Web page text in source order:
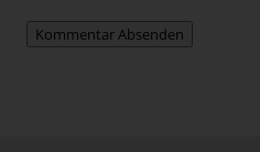
Kommentar Absenden